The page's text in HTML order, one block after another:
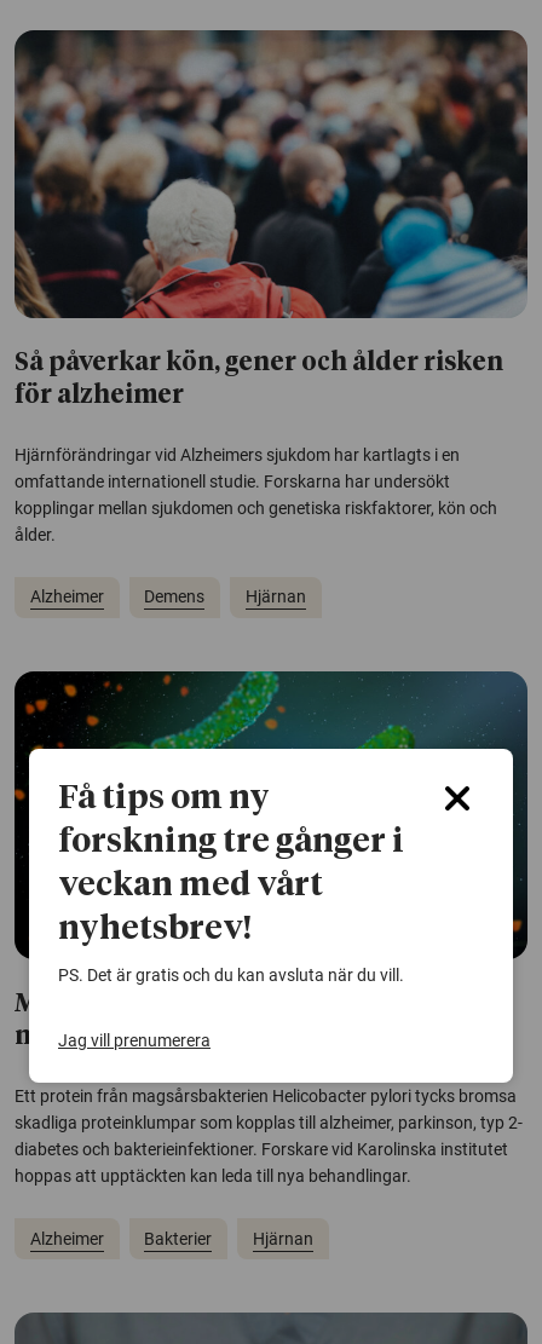
Så påverkar kön, gener och ålder risken
för alzheimer
Hjärnförändringar vid Alzheimers sjukdom har kartlagts i en
omfattande internationell studie. Forskarna har undersökt
kopplingar mellan sjukdomen och genetiska riskfaktorer, kön och
ålder.
Alzheimer Demens Hjärnan
Magsårsbakterie kan skydda hjärnan
mot alzheimer
Ett protein från magsårsbakterien Helicobacter pylori tycks bromsa
skadliga proteinklumpar som kopplas till alzheimer, parkinson, typ 2-
diabetes och bakterieinfektioner. Forskare vid Karolinska institutet
hoppas att upptäckten kan leda till nya behandlingar.
Alzheimer Bakterier Hjärnan
Få tips om ny
forskning tre gånger i
veckan med vårt
nyhetsbrev!
PS. Det är gratis och du kan avsluta när du vill.
Jag vill prenumerera